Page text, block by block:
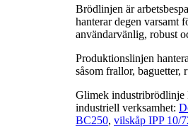
Brödlinjen är
hanterar degen varsamt
användarvänlig, robust
Produktionslinjen
såsom frallor, baguetter,
Glimek industribrödlinje
industriell verksamhet:
BC250, vilskåp IPP 10/